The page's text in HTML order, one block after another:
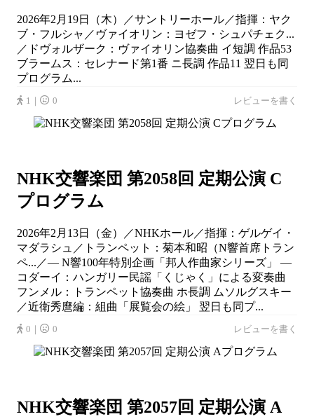
2026年2月19日（木）／サントリーホール／指揮：ヤク
ブ・フルシャ／ヴァイオリン：ヨゼフ・シュパチェク...
／ドヴォルザーク：ヴァイオリン協奏曲 イ短調 作品53
ブラームス：セレナード第1番 ニ長調 作品11 翌日も同
プログラム...
1｜ 0 レビューを書く
NHK交響楽団 第2058回 定期公演 C
プログラム
2026年2月13日（金）／NHKホール／指揮：ゲルゲイ・
マダラシュ／トランペット：菊本和昭（N響首席トラン
ペ...／― N響100年特別企画「邦人作曲家シリーズ」 ―
コダーイ：ハンガリー民謡「くじゃく」による変奏曲
フンメル：トランペット協奏曲 ホ長調 ムソルグスキー
／近衛秀麿編：組曲「展覧会の絵」 翌日も同プ...
0｜ 0 レビューを書く
NHK交響楽団 第2057回 定期公演 A